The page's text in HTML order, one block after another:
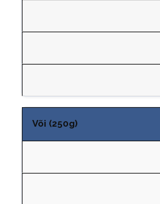
Või (250g)